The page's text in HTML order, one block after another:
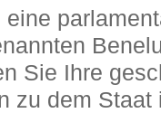
Sie Ihre
zu dem Staat